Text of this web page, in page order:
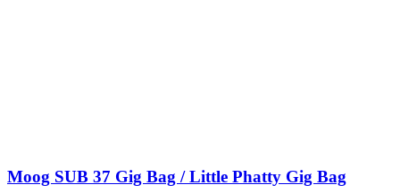
Moog SUB 37 Gig Bag / Little Phatty Gig Bag